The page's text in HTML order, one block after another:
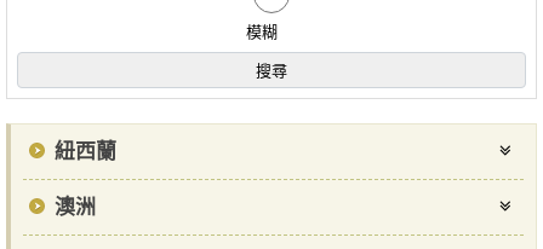
模糊
紐西蘭
澳洲